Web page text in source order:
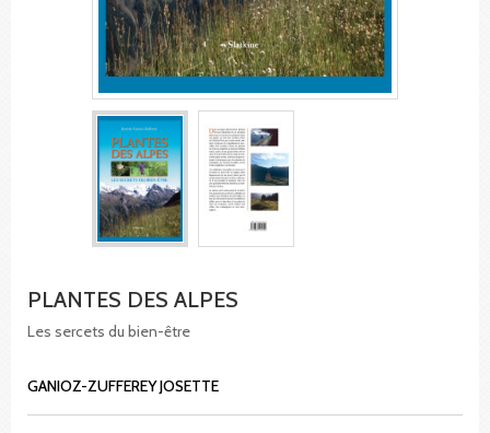
PLANTES DES ALPES
Les sercets du bien-être
GANIOZ-ZUFFEREY JOSETTE